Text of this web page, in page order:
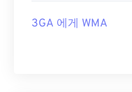
3GA 에게 WMA